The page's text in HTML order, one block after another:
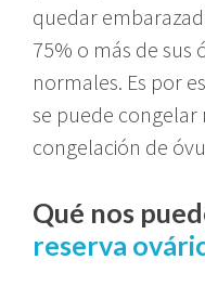
quedar
75% o más de sus
normales. Es por
se puede
congelación de
Qué nos
reserva